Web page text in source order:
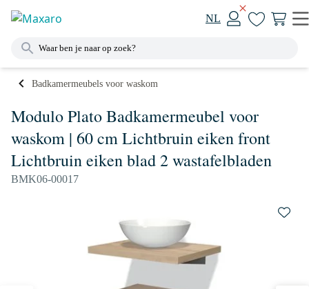
NL
Badkamermeubels voor waskom
Modulo Plato Badkamermeubel voor
waskom | 60 cm Lichtbruin eiken front
Lichtbruin eiken blad 2 wastafelbladen
BMK06-00017